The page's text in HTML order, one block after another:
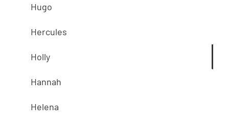
Hugo
Hercules
Holly
Hannah
Helena